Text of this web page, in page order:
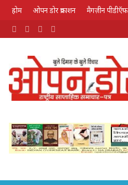
होम ओपन डोर प्रकाशन मैगज़ीन पीडीऍफ़